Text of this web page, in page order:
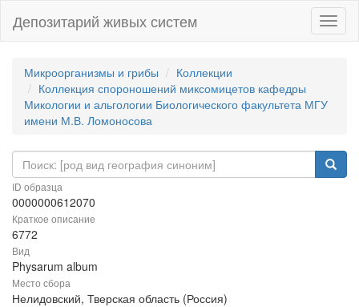
Депозитарий живых систем
Микроорганизмы и грибы
Коллекции
Коллекция спороношений миксомицетов кафедры
Микологии и альгологии Биологического факультета МГУ
имени М.В. Ломоносова
ID образца
0000000612070
Краткое описание
6772
Вид
Physarum album
Место сбора
Нелидовский, Тверская область (Россия)